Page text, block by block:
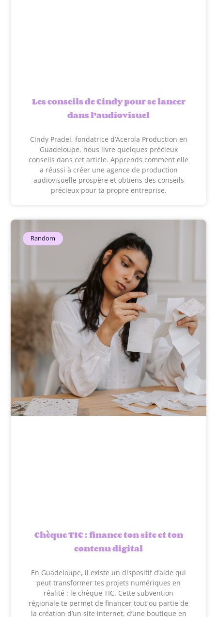
Les conseils de Cindy pour se lancer
dans l’audiovisuel
Cindy Pradel, fondatrice d’Acerola Production en
Guadeloupe, nous livre quelques précieux
conseils dans cet article. Apprends comment elle
a réussi à créer une agence de production
audiovisuelle prospère et obtiens des conseils
précieux pour ta propre entreprise.
Random
Chèque TIC : finance ton site et ton
contenu digital
En Guadeloupe, il existe un dispositif d’aide qui
peut transformer tes projets numériques en
réalité : le chèque TIC. Cette subvention
régionale te permet de financer tout ou partie de
la création d’un site internet, d’une boutique en